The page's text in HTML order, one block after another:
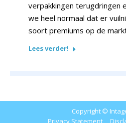
verpakkingen terugdringen
we heel normaal dat er
soort premiums op de
Lees verder!
Copyright ©
Privacy Statement